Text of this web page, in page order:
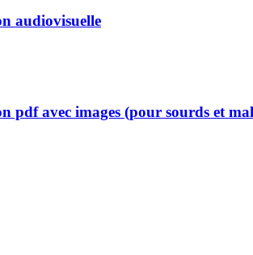
audiovisuelle
pdf avec images (pour sourds et